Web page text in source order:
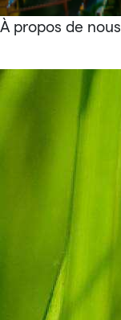
À propos de nous